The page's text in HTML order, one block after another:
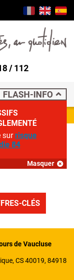
/ 112
FLASH-INFO
surrisque
84
Masquer
EN
CLÉS
de Vaucluse
CS 40019, 84918